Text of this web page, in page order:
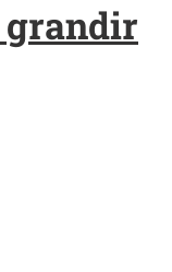
grandir